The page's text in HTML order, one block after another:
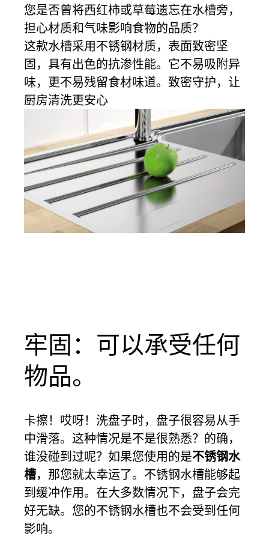
您是否曾将西红柿或草莓遗忘在水槽旁，
担心材质和气味影响食物的品质？
这款水槽采用不锈钢材质，表面致密坚
固，具有出色的抗渗性能。它不易吸附异
味，更不易残留食材味道。致密守护，让
厨房清洗更安心
牢固：可以承受任何
物品。
卡擦！哎呀！洗盘子时，盘子很容易从手
中滑落。这种情况是不是很熟悉？的确，
谁没碰到过呢？如果您使用的是不锈钢水
槽，那您就太幸运了。不锈钢水槽能够起
到缓冲作用。在大多数情况下，盘子会完
好无缺。您的不锈钢水槽也不会受到任何
影响。